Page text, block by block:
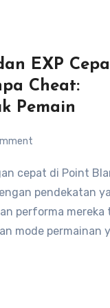
EXP
Cheat:
Pemain
pendekatan
performa mereka
mode permainan